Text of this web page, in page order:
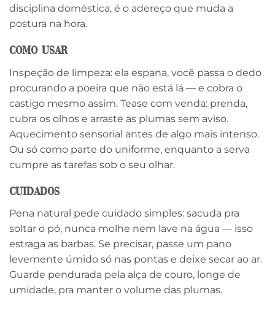
disciplina doméstica, é o adereço que muda a
postura na hora.
Como usar
Inspeção de limpeza: ela espana, você passa o dedo
procurando a poeira que não está lá — e cobra o
castigo mesmo assim. Tease com venda: prenda,
cubra os olhos e arraste as plumas sem aviso.
Aquecimento sensorial antes de algo mais intenso.
Ou só como parte do uniforme, enquanto a serva
cumpre as tarefas sob o seu olhar.
Cuidados
Pena natural pede cuidado simples: sacuda pra
soltar o pó, nunca molhe nem lave na água — isso
estraga as barbas. Se precisar, passe um pano
levemente úmido só nas pontas e deixe secar ao ar.
Guarde pendurada pela alça de couro, longe de
umidade, pra manter o volume das plumas.